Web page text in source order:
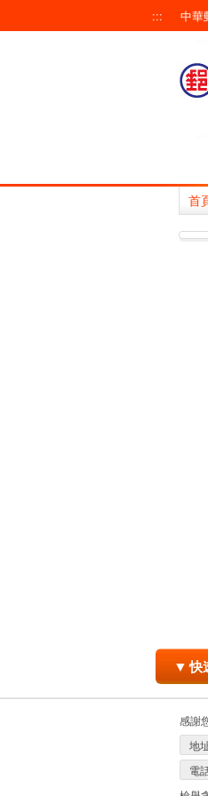
::: 中華
首
▼ 快
感謝
地
電